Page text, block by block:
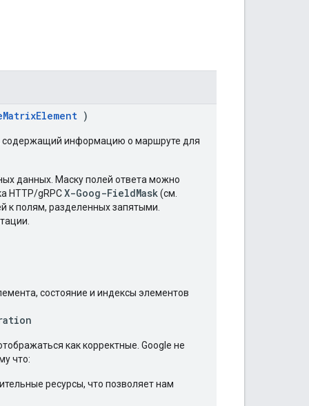
)
содержащий информацию о маршруте для
данных. Маску полей ответа можно
HTTP/gRPCX-Goog-FieldMask(см.
к полям, разделенных запятыми.
состояние и индексы элементов
как корректные. Google не
что:
ресурсы, что позволяет нам